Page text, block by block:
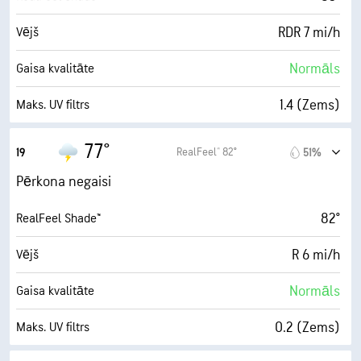
Vējš RDR 7 mi/h
Gaisa kvalitāte Normāls
Maks. UV filtrs 1.4 (Zems)
Mitrums
Rasas punkts 76° F
AccuLumen Brightness Index™ 5 (Vidējs)
Mākoņu sega 72%
Redzamība 10 jūdzes
19 77° RealFeel® 82° 51%
Pērkona negaisi
RealFeel Shade™ 82°
Vējš R 6 mi/h
Gaisa kvalitāte Normāls
Maks. UV filtrs 0.2 (Zems)